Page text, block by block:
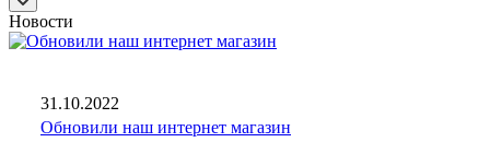
Новости
31.10.2022
Обновили наш интернет магазин